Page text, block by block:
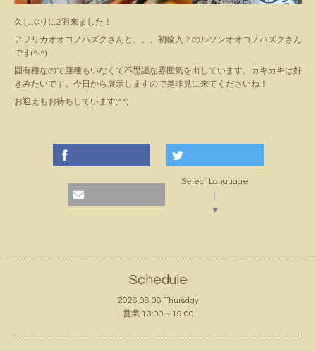
久しぶりに2羽来ました！
アフリカオオコノハズクさんと。。。初輸入？のルソンオオコノハズクさん
です(^-^)
固有種なので亜種もいなくて不思議な雰囲気を出しています。カキカキは好
きみたいです。今日から展示しますので是非見に来てくださいね！
お迎えもお待ちしています(^^)
Select Language
▼
Schedule
2026.08.06 Thursday
営業 13:00～19:00